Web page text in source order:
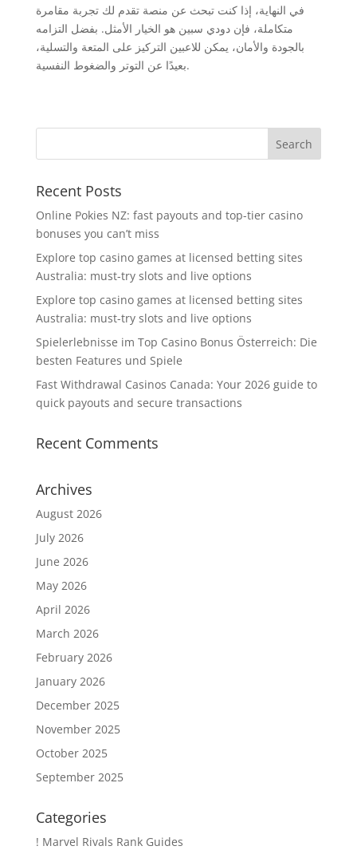
في النهاية، إذا كنت تبحث عن منصة تقدم لك تجربة مقامرة
متكاملة، فإن دودي سبين هو الخيار الأمثل. بفضل التزامه
بالجودة والأمان، يمكن للاعبين التركيز على المتعة والتسلية،
بعيدًا عن التوتر والضغوط النفسية.
Recent Posts
Online Pokies NZ: fast payouts and top-tier casino
bonuses you can’t miss
Explore top casino games at licensed betting sites
Australia: must-try slots and live options
Explore top casino games at licensed betting sites
Australia: must-try slots and live options
Spielerlebnisse im Top Casino Bonus Österreich: Die
besten Features und Spiele
Fast Withdrawal Casinos Canada: Your 2026 guide to
quick payouts and secure transactions
Recent Comments
Archives
August 2026
July 2026
June 2026
May 2026
April 2026
March 2026
February 2026
January 2026
December 2025
November 2025
October 2025
September 2025
Categories
! Marvel Rivals Rank Guides